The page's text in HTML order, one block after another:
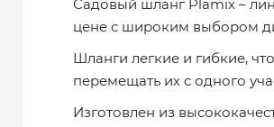
Садовый шланг Plamix –
цене с широким выбором
Шланги легкие и гибкие,
перемещать их с одного
Изготовлен из